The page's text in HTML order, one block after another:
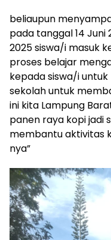
beliaupun
pada tanggal 14 Juni
2025 siswa/i masuk
proses belajar
kepada siswa/i
sekolah untuk
ini kita Lampung
panen raya kopi jadi
membantu aktivitas
nya”